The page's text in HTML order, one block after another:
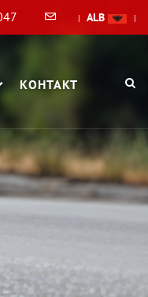
| ALB |
КОНТАКТ